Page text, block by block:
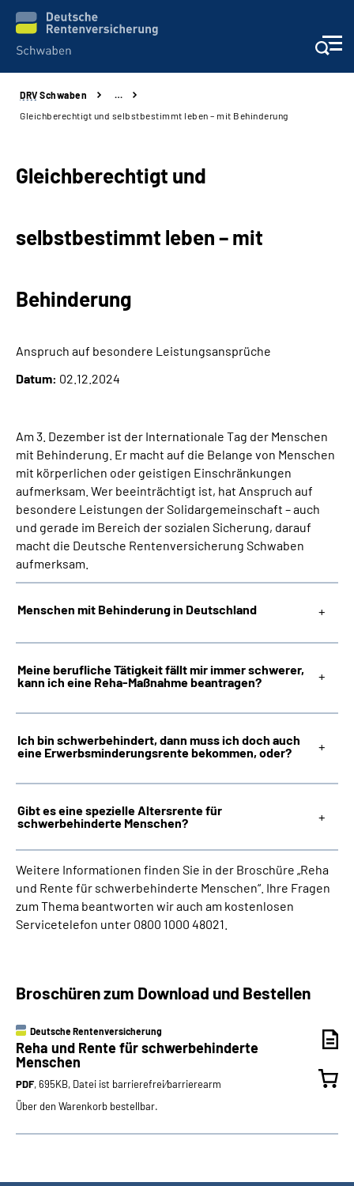
Services
Presse und Fachinformationen
Karriere
Suche
Mein Kundenportal
DRV Schwaben
…
Gleichberechtigt und selbstbestimmt leben – mit Behinderung
Gleichberechtigt und
selbstbestimmt leben – mit
Behinderung
Anspruch auf besondere Leistungsansprüche
Datum: 02.12.2024
Am 3. Dezember ist der Internationale Tag der Menschen
mit Behinderung. Er macht auf die Belange von Menschen
mit körperlichen oder geistigen Einschränkungen
aufmerksam. Wer beeinträchtigt ist, hat Anspruch auf
besondere Leistungen der Solidargemeinschaft – auch
und gerade im Bereich der sozialen Sicherung, darauf
macht die Deutsche Rentenversicherung Schwaben
aufmerksam.
Menschen mit Behinderung in Deutschland
Meine berufliche Tätigkeit fällt mir immer schwerer,
kann ich eine Reha-Maßnahme beantragen?
Ich bin schwerbehindert, dann muss ich doch auch
eine Erwerbsminderungsrente bekommen, oder?
Gibt es eine spezielle Altersrente für
schwerbehinderte Menschen?
Weitere Informationen finden Sie in der Broschüre „Reha
und Rente für schwerbehinderte Menschen“. Ihre Fragen
zum Thema beantworten wir auch am kostenlosen
Servicetelefon unter 0800 1000 48021.
Broschüren zum Download und Bestellen
Deutsche Rentenversicherung
Reha und Rente für schwerbehinderte
Menschen
PDF, 695KB, Datei ist barrierefrei⁄barrierearm
Über den Warenkorb bestellbar.